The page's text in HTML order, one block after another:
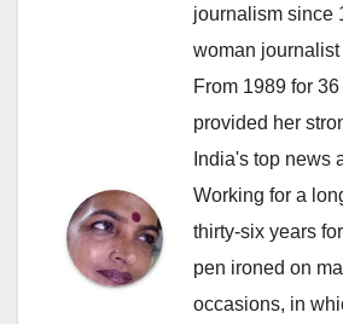
journalism since
woman
From 1989 for
provided her
India's top news
Working for a
thirty-six years
pen ironed on
occasions, in